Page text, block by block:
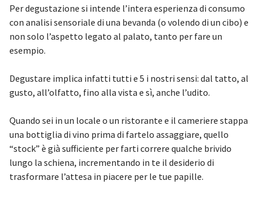
Per degustazione si intende l’intera esperienza di consumo
con analisi sensoriale di una bevanda (o volendo di un cibo) e
non solo l’aspetto legato al palato, tanto per fare un
esempio.
Degustare implica infatti tutti e 5 i nostri sensi: dal tatto, al
gusto, all’olfatto, fino alla vista e sì, anche l’udito.
Quando sei in un locale o un ristorante e il cameriere stappa
una bottiglia di vino prima di fartelo assaggiare, quello
“stock” è già sufficiente per farti correre qualche brivido
lungo la schiena, incrementando in te il desiderio di
trasformare l’attesa in piacere per le tue papille.